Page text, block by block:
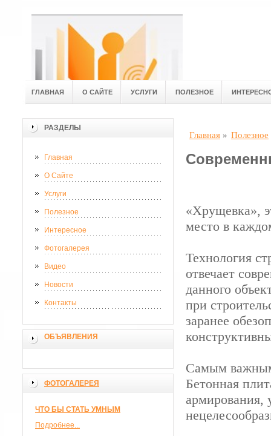
ГЛАВНАЯ О САЙТЕ УСЛУГИ ПОЛЕЗНОЕ
РАЗДЕЛЫ
Главная
О Сайте
Услуги
Полезное
Интересное
Фотогалерея
Видео
Новости
Контакты
ОБЪЯВЛЕНИЯ
ФОТОГАЛЕРЕЯ
ЧТО БЫ СТАТЬ УМНЫМ
Подробнее...
Главная » Полезное
«Хрущевка»,
место в
Технология
отвечает
данного
при
заранее
Самым
Бетонная
армирования,